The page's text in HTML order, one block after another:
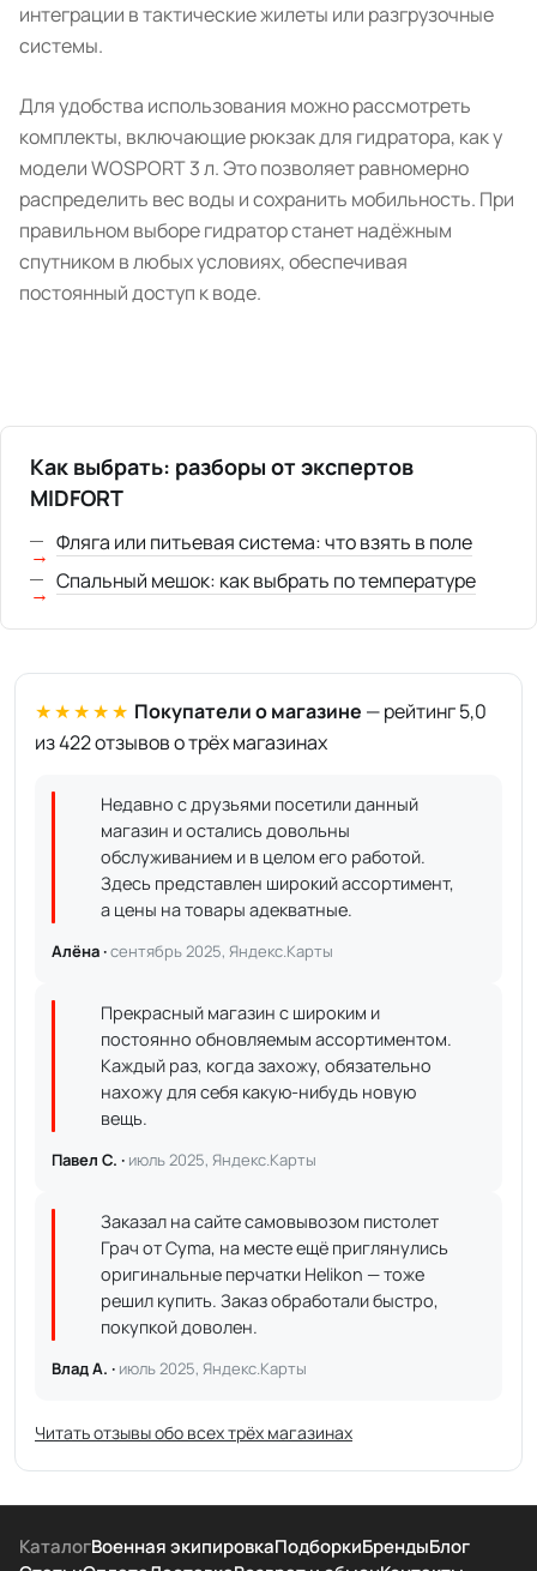
интеграции в тактические жилеты или разгрузочные
системы.
Для удобства использования можно рассмотреть
комплекты, включающие рюкзак для гидратора, как у
модели WOSPORT 3 л. Это позволяет равномерно
распределить вес воды и сохранить мобильность. При
правильном выборе гидратор станет надёжным
спутником в любых условиях, обеспечивая
постоянный доступ к воде.
Как выбрать: разборы от экспертов
MIDFORT
Фляга или питьевая система: что взять в поле
Спальный мешок: как выбрать по температуре
★★★★★ Покупатели о магазине — рейтинг 5,0
из 422 отзывов о трёх магазинах
Недавно с друзьями посетили данный
магазин и остались довольны
обслуживанием и в целом его работой.
Здесь представлен широкий ассортимент,
а цены на товары адекватные.
Алёна ·сентябрь 2025, Яндекс.Карты
Прекрасный магазин с широким и
постоянно обновляемым ассортиментом.
Каждый раз, когда захожу, обязательно
нахожу для себя какую-нибудь новую
вещь.
Павел С. · июль 2025, Яндекс.Карты
Заказал на сайте самовывозом пистолет
Грач от Cyma, на месте ещё приглянулись
оригинальные перчатки Helikon — тоже
решил купить. Заказ обработали быстро,
покупкой доволен.
Влад А. · июль 2025, Яндекс.Карты
Читать отзывы обо всех трёх магазинах
КаталогВоенная экипировкаПодборкиБрендыБлог